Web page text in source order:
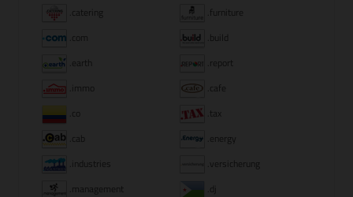
.catering
.furniture
.com
.build
.earth
.report
.immo
.cafe
.tax
.cab
.energy
.industries
.versicherung
.management
.dj